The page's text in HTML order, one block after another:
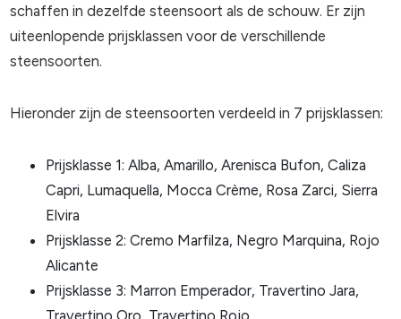
schaffen in dezelfde steensoort als de schouw. Er zijn
uiteenlopende prijsklassen voor de verschillende
steensoorten.
Hieronder zijn de steensoorten verdeeld in 7 prijsklassen:
Prijsklasse 1: Alba, Amarillo, Arenisca Bufon, Caliza
Capri, Lumaquella, Mocca Crème, Rosa Zarci, Sierra
Elvira
Prijsklasse 2: Cremo Marfilza, Negro Marquina, Rojo
Alicante
Prijsklasse 3: Marron Emperador, Travertino Jara,
Travertino Oro, Travertino Rojo